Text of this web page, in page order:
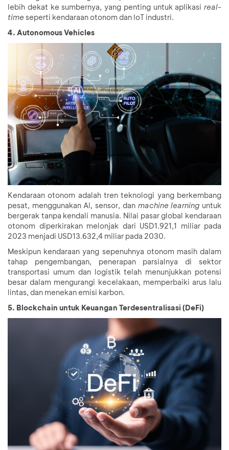
lebih dekat ke sumbernya, yang penting untuk aplikasi real-
time seperti kendaraan otonom dan IoT industri.
4. Autonomous Vehicles
Kendaraan otonom adalah tren teknologi yang berkembang
pesat, menggunakan AI, sensor, dan machine learning untuk
bergerak tanpa kendali manusia. Nilai pasar global kendaraan
otonom diperkirakan melonjak dari USD1.921,1 miliar pada
2023 menjadi USD13.632,4 miliar pada 2030.
Meskipun kendaraan yang sepenuhnya otonom masih dalam
tahap pengembangan, penerapan parsialnya di sektor
transportasi umum dan logistik telah menunjukkan potensi
besar dalam mengurangi kecelakaan, memperbaiki arus lalu
lintas, dan menekan emisi karbon.
5. Blockchain untuk Keuangan Terdesentralisasi (DeFi)